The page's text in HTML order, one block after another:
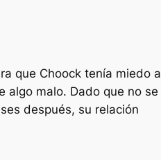
que Choock tenía miedo a
algo malo. Dado que no se
después, su relación